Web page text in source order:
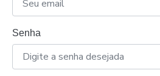
Senha